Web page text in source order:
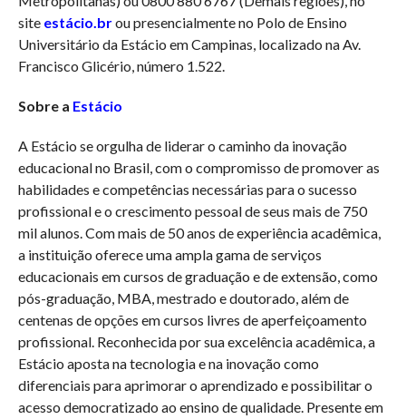
site estácio.brou presencialmente no Polo de Ensino
Universitário da Estácio em Campinas, localizado na Av.
Francisco Glicério, número 1.522.
Sobre a Estácio
A Estácio se orgulha de liderar o caminho da inovação
educacional no Brasil, com o compromisso de promover as
habilidades e competências necessárias para o sucesso
profissional e o crescimento pessoal de seus mais de 750
mil alunos. Com mais de 50 anos de experiência acadêmica,
a instituição oferece uma ampla gama de serviços
educacionais em cursos de graduação e de extensão, como
pós-graduação, MBA, mestrado e doutorado, além de
centenas de opções em cursos livres de aperfeiçoamento
profissional. Reconhecida por sua excelência acadêmica, a
Estácio aposta na tecnologia e na inovação como
diferenciais para aprimorar o aprendizado e possibilitar o
acesso democratizado ao ensino de qualidade. Presente em